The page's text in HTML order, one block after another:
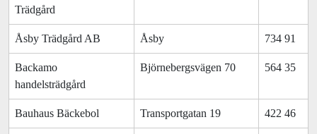
Trädgård
Åsby Trädgård AB Åsby 734 91
Backamo
handelsträdgård
Björnebergsvägen 70 564 35
Bauhaus Bäckebol Transportgatan 19 422 46